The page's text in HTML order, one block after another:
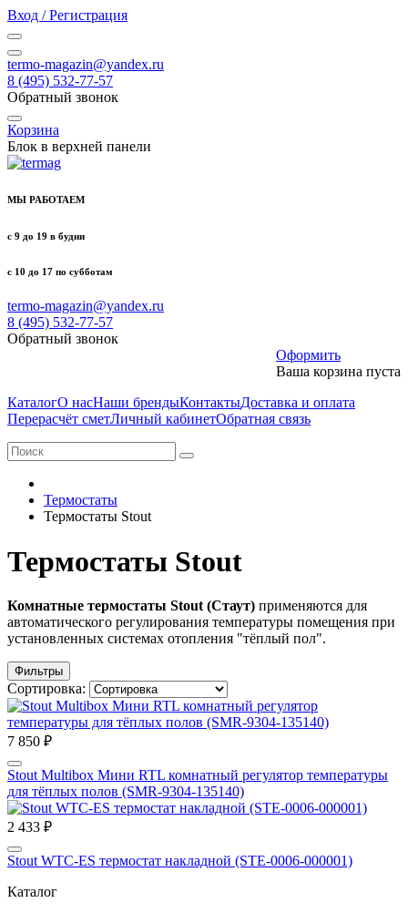
Вход / Регистрация
termo-magazin@yandex.ru
8 (495) 532-77-57
Обратный звонок
Корзина
Блок в верхней панели
МЫ РАБОТАЕМ
с 9 до 19 в будни
с 10 до 17 по субботам
termo-magazin@yandex.ru
8 (495) 532-77-57
Обратный звонок
Оформить
Ваша корзина пуста
КаталогО насНаши брендыКонтактыДоставка и оплата
Перерасчёт сметЛичный кабинетОбратная связь
Термостаты
Термостаты Stout
Термостаты Stout
Комнатные термостаты Stout (Стаут) применяются для
автоматического регулирования температуры помещения при
установленных системах отопления "тёплый пол".
Фильтры
Сортировка:
7 850 ₽
Stout Multibox Мини RTL комнатный регулятор температуры
для тёплых полов (SMR-9304-135140)
2 433 ₽
Stout WTC-ES термостат накладной (STE-0006-000001)
Каталог